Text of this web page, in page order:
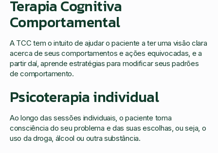
Terapia Cognitiva
Comportamental
A TCC tem o intuito de ajudar o paciente a ter uma visão clara
acerca de seus comportamentos e ações equivocadas, e a
partir daí, aprende estratégias para modificar seus padrões
de comportamento.
Psicoterapia individual
Ao longo das sessões individuais, o paciente toma
consciência do seu problema e das suas escolhas, ou seja, o
uso da droga, álcool ou outra substância.